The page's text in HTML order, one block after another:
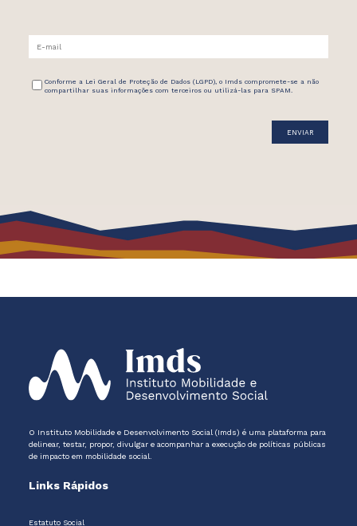
Conforme a Lei Geral de Proteção de Dados (LGPD), o Imds compromete-se a não
compartilhar suas informações com terceiros ou utilizá-las para SPAM.
O Instituto Mobilidade e Desenvolvimento Social (Imds) é uma plataforma para
delinear, testar, propor, divulgar e acompanhar a execução de políticas públicas
de impacto em mobilidade social.
Links Rápidos
Estatuto Social